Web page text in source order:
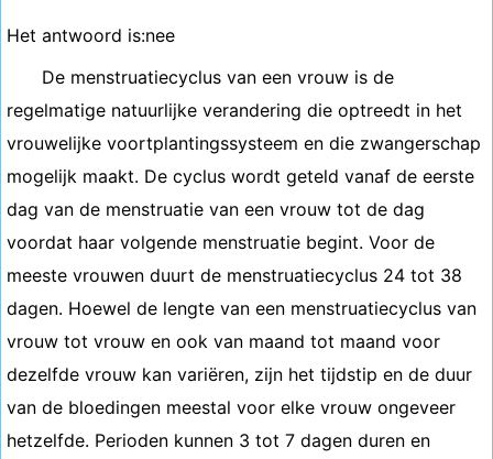
Het antwoord is:nee
De menstruatiecyclus van een vrouw is de
regelmatige natuurlijke verandering die optreedt in het
vrouwelijke voortplantingssysteem en die zwangerschap
mogelijk maakt. De cyclus wordt geteld vanaf de eerste
dag van de menstruatie van een vrouw tot de dag
voordat haar volgende menstruatie begint. Voor de
meeste vrouwen duurt de menstruatiecyclus 24 tot 38
dagen. Hoewel de lengte van een menstruatiecyclus van
vrouw tot vrouw en ook van maand tot maand voor
dezelfde vrouw kan variëren, zijn het tijdstip en de duur
van de bloedingen meestal voor elke vrouw ongeveer
hetzelfde. Perioden kunnen 3 tot 7 dagen duren en